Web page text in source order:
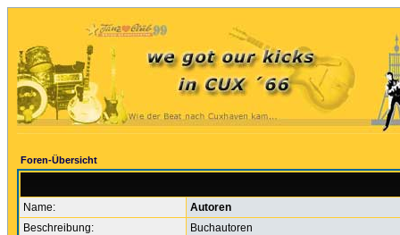
Foren-Übersicht
Name:
Autoren
Beschreibung:
Buchautoren